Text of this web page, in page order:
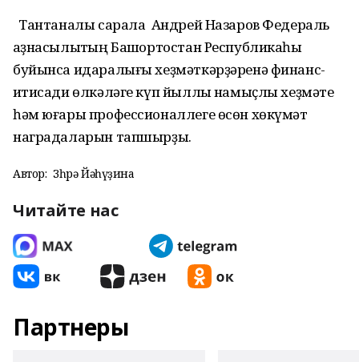
Тантаналы сарала Андрей Назаров Федераль
ҡаҙнасылыҡтың Башҡортостан Республикаһы
буйынса идаралығы хеҙмәткәрҙәренә финанс-
иҡтисади өлкәләге күп йыллыҡ намыҫлы хеҙмәте
һәм юғары профессионаллеге өсөн хөкүмәт
наградаларын тапшырҙы.
Автор: Зөһрә Йәһүҙина
Читайте нас
Партнеры